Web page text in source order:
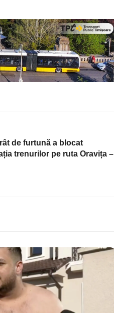
de furtună a blocat
trenurilor pe ruta Oravița –